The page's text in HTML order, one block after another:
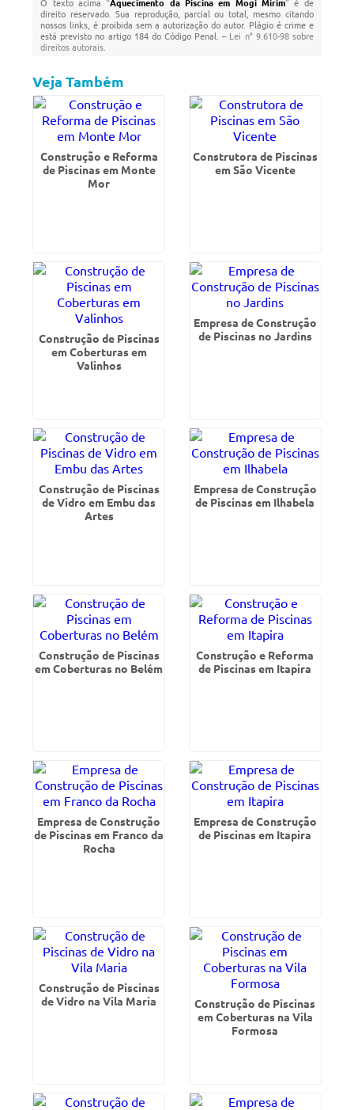
direito reservado. Sua reprodução, parcial ou total, mesmo citando
nossos links, é proibida sem a autorização do autor. Plágio é crime e
está previsto no artigo 184 do Código Penal. – Lei n° 9.610-98 sobre
direitos autorais
Veja Também
Construção e Reforma
de Piscinas em Monte
Mor
Construtora de Piscinas
em São Vicente
Construção de Piscinas
em Coberturas em
Valinhos
Empresa de Construção
de Piscinas no Jardins
Construção de Piscinas
de Vidro em Embu das
Artes
Empresa de Construção
de Piscinas em Ilhabela
Construção de Piscinas
em Coberturas no Belém
Construção e Reforma
de Piscinas em Itapira
Empresa de Construção
de Piscinas em Franco da
Rocha
Empresa de Construção
de Piscinas em Itapira
Construção de Piscinas
de Vidro na Vila Maria
Construção de Piscinas
em Coberturas na Vila
Formosa